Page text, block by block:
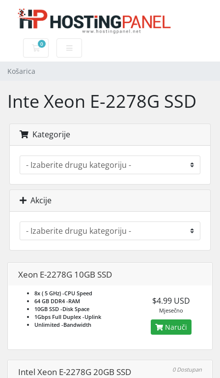
0
Košarica
Košarica
Inte Xeon E-2278G SSD
Kategorije
Akcije
Xeon E-2278G 10GB SSD
8x ( 5 GHz) -CPU Speed
64 GB DDR4 -RAM
10GB SSD -Disk Space
1Gbps Full Duplex -Uplink
Unlimited -Bandwidth
$4.99 USD
Mjesečno
Naruči
Intel Xeon E-2278G 20GB SSD 0 Dostupan